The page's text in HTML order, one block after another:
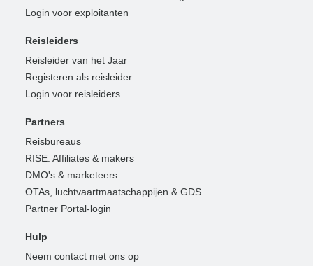
Login voor exploitanten
Reisleiders
Reisleider van het Jaar
Registeren als reisleider
Login voor reisleiders
Partners
Reisbureaus
RISE: Affiliates & makers
DMO's & marketeers
OTAs, luchtvaartmaatschappijen & GDS
Partner Portal-login
Hulp
Neem contact met ons op